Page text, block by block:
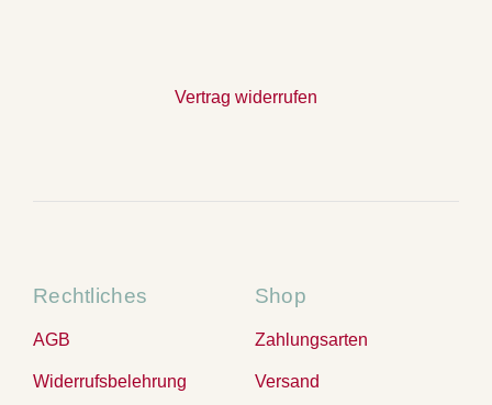
Vertrag widerrufen
Rechtliches
AGB
Widerrufsbelehrung
Shop
Zahlungsarten
Versand